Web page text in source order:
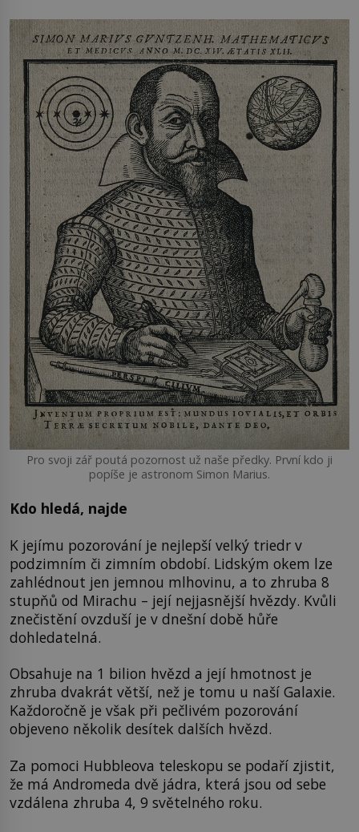
Pro svoji zář poutá pozornost už naše předky. První kdo ji
popíše je astronom Simon Marius.
Kdo hledá, najde
K jejímu pozorování je nejlepší velký triedr v
podzimním či zimním období. Lidským okem lze
zahlédnout jen jemnou mlhovinu, a to zhruba 8
stupňů od Mirachu – její nejjasnější hvězdy. Kvůli
znečistění ovzduší je v dnešní době hůře
dohledatelná.
Obsahuje na 1 bilion hvězd a její hmotnost je
zhruba dvakrát větší, než je tomu u naší Galaxie.
Každoročně je však při pečlivém pozorování
objeveno několik desítek dalších hvězd.
Za pomoci Hubbleova teleskopu se podaří zjistit,
že má Andromeda dvě jádra, která jsou od sebe
vzdálena zhruba 4, 9 světelného roku.